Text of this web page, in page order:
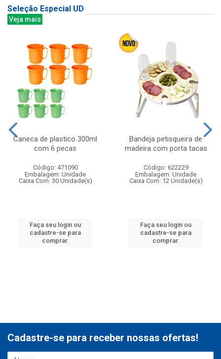
Seleção Especial UD
Veja mais
Caneca de plastico 300ml
com 6 pecas
Código: 471090
Embalagem: Unidade
Caixa Com: 30 Unidade(s)
Faça seu login ou
cadastre-se para
comprar.
Bandeja petisqueira de
madeira com porta tacas
Código: 622229
Embalagem: Unidade
Caixa Com: 12 Unidade(s)
Faça seu login ou
cadastre-se para
comprar.
Cadastre-se para receber nossas ofertas!